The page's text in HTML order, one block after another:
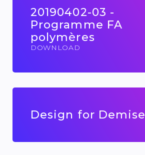
20190402-03 -
Programme FA
polymères
DOWNLOAD
Design for Demise